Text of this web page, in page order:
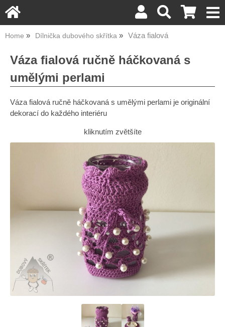
Home Dílnička dubového skřítka Váza fialová
Váza fialová ručně háčkovaná s
umělými perlami
Váza fialová ručně háčkovaná s umělými perlami je originální
dekorací do každého interiéru
kliknutím zvětšíte